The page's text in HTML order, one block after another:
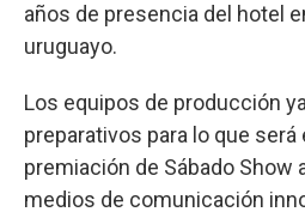
años de presencia del hotel
uruguayo.
Los equipos de producción
preparativos para lo que será
premiación de Sábado Show
medios de comunicación